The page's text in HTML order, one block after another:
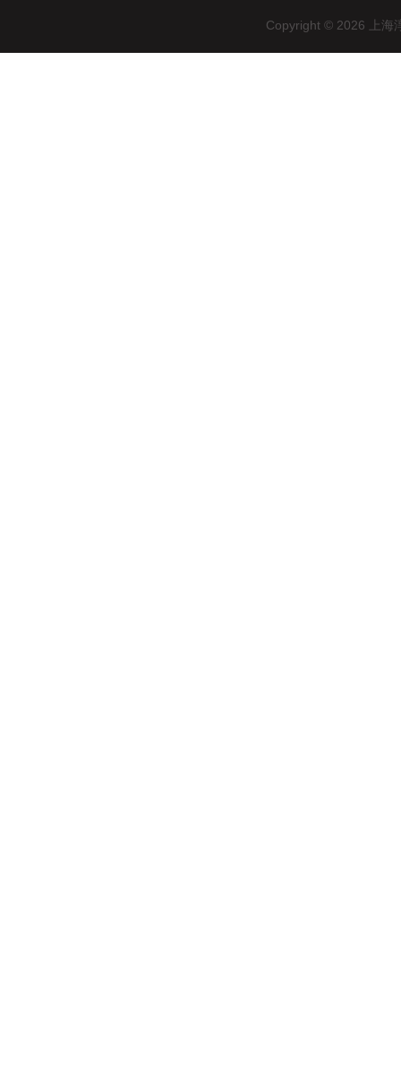
Copyright © 2026 上